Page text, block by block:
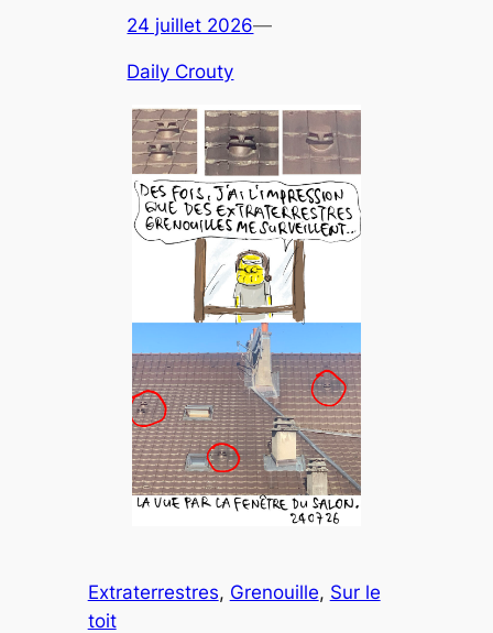
24 juillet 2026—
Daily Crouty
Extraterrestres, Grenouille, Sur le
toit